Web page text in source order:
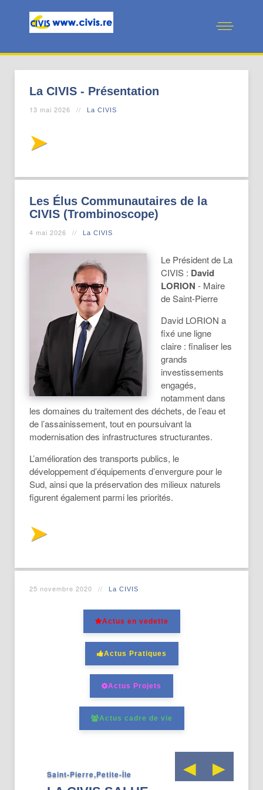
La CIVIS - Présentation
13 mai 2026 La CIVIS
Les Élus Communautaires de la
CIVIS (Trombinoscope)
4 mai 2026 La CIVIS
Le Président de La
CIVIS : David
LORION - Maire
de Saint-Pierre
David LORION a
fixé une ligne
claire : finaliser les
grands
investissements
engagés,
notamment dans
les domaines du traitement des déchets, de l’eau et
de l’assainissement, tout en poursuivant la
modernisation des infrastructures structurantes.
L’amélioration des transports publics, le
développement d’équipements d’envergure pour le
Sud, ainsi que la préservation des milieux naturels
figurent également parmi les priorités.
25 novembre 2020 La CIVIS
Actus en vedette
Actus Pratiques
Actus Projets
Actus cadre de vie
Saint-Pierre,Petite-Île